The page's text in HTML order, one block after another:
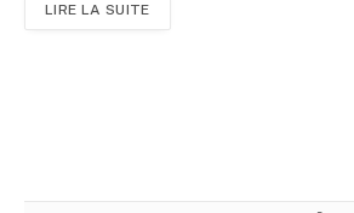
LIRE LA SUITE